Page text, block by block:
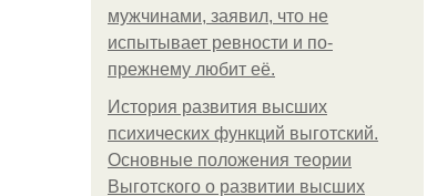
мужчинами, заявил, что не
испытывает ревности и по-
прежнему любит её.
История развития высших
психических функций выготский.
Основные положения теории
Выготского о развитии высших